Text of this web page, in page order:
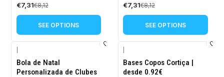
€7,31€8,12
SEE OPTIONS
€7,31€8,12
SEE OPTIONS
Bola de Natal
Personalizada de Clubes
-10%
OFF
Bases Copos Cortiça |
desde 0.92€